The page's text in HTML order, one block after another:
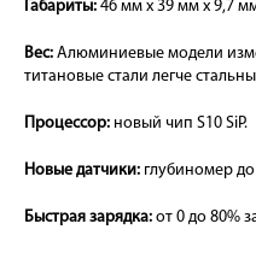
Габариты: 46 мм x 39 мм x 9,7
Вес: Алюминиевые модели
титановые стали легче
Процессор: новый чип S10 SiP.
Новые датчики: глубиномер
Быстрая зарядка: от 0 до 80%